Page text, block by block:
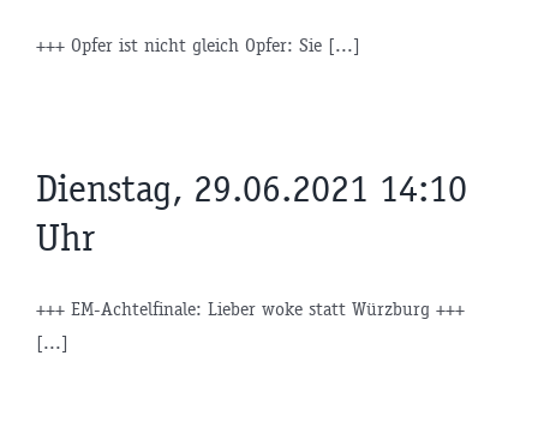
+++ Opfer ist nicht gleich Opfer: Sie [...]
Dienstag, 29.06.2021 14:10
Uhr
+++ EM-Achtelfinale: Lieber woke statt Würzburg +++
[...]